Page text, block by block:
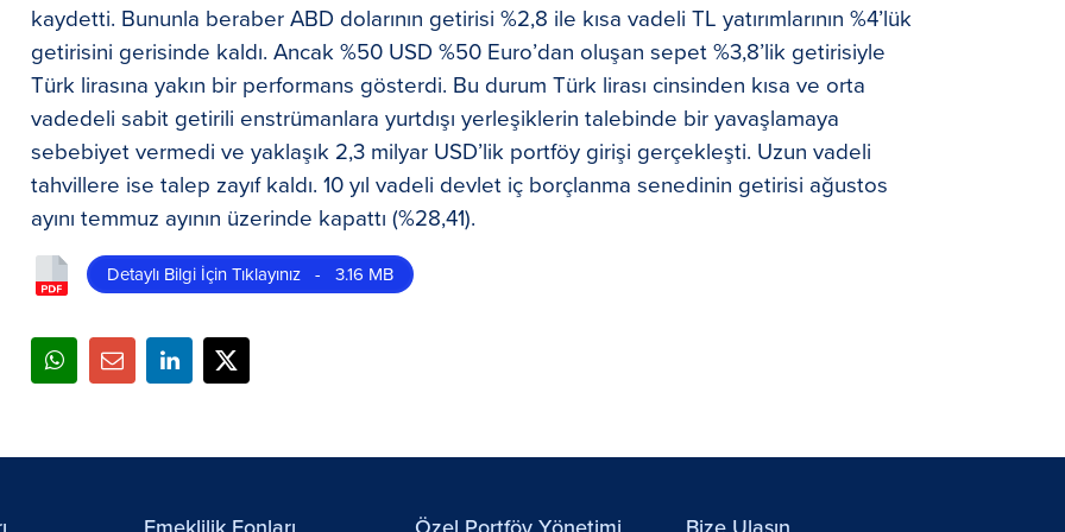
kaydetti. Bununla beraber ABD dolarının getirisi %2,8 ile kısa vadeli TL yatırımlarının %4’lük
getirisini gerisinde kaldı. Ancak %50 USD %50 Euro’dan oluşan sepet %3,8’lik getirisiyle
Türk lirasına yakın bir performans gösterdi. Bu durum Türk lirası cinsinden kısa ve orta
vadedeli sabit getirili enstrümanlara yurtdışı yerleşiklerin talebinde bir yavaşlamaya
sebebiyet vermedi ve yaklaşık 2,3 milyar USD’lik portföy girişi gerçekleşti. Uzun vadeli
tahvillere ise talep zayıf kaldı. 10 yıl vadeli devlet iç borçlanma senedinin getirisi ağustos
ayını temmuz ayının üzerinde kapattı (%28,41).
Detaylı Bilgi İçin Tıklayınız - 3.16 MB